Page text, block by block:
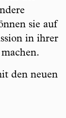
sie auf
in ihrer
den neuen